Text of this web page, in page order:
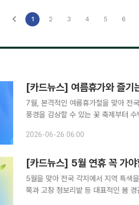
1 2 3 4 5 6
[카드뉴스] 여름휴가와 즐기
7월, 본격적인 여름휴가철을 맞아 전
풍경을 감상할 수 있는 꽃 축제부터
활용하기 좋다. 꽃길을 따라 천천히
2026-06-26 06:00
[카드뉴스] 5월 연휴 꼭 가
5월을 맞아 전국 각지에서 지역 특색
쭉과 고창 청보리밭 등 대표적인 봄